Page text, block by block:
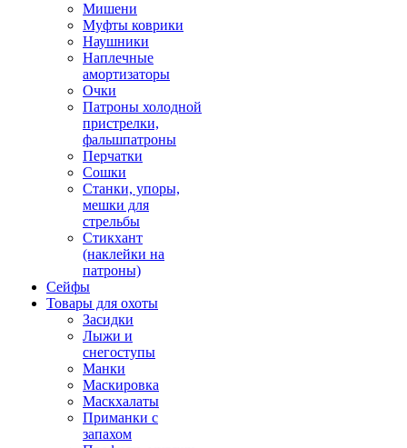
Мишени
Муфты коврики
Наушники
Наплечные
амортизаторы
Очки
Патроны холодной
пристрелки,
фальшпатроны
Перчатки
Сошки
Станки, упоры,
мешки для
стрельбы
Стикхант
(наклейки на
патроны)
Сейфы
Товары для охоты
Засидки
Лыжи и
снегоступы
Манки
Маскировка
Маскхалаты
Приманки с
запахом